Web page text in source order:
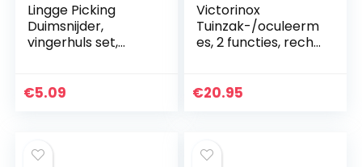
Lingge Picking
Duimsnijder,
vingerhuls set,
fruit-
€5.09
Victorinox
Tuinzak-/oculeerm
es, 2 functies, recht
€20.95